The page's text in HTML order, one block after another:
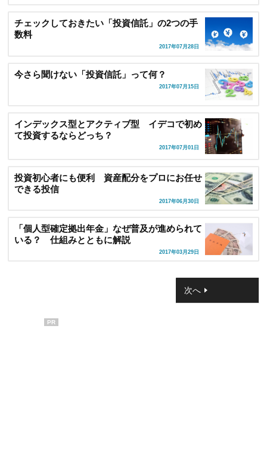
チェックしておきたい「投資信託」の2つの手
数料
2017年07月28日
今さら聞けない「投資信託」って何？
2017年07月15日
インデックス型とアクティブ型 イデコで初め
て投資するならどっち？
2017年07月01日
投資初心者にも便利 資産配分をプロにお任せ
できる投信
2017年06月30日
「個人型確定拠出年金」なぜ普及が進められて
いる？ 仕組みとともに解説
2017年03月29日
次へ
PR